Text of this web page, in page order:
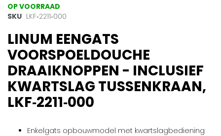
Ga
naar
begin
van
de
afbeeldingen-
gallerij
OP VOORRAAD
SKU LKF‑2211‑000
LINUM EENGATS
VOORSPOELDOUCHE
DRAAIKNOPPEN - INCLUSIEF
KWARTSLAG TUSSENKRAAN,
LKF‑2211‑000
Enkelgats opbouwmodel met kwartslagbediening